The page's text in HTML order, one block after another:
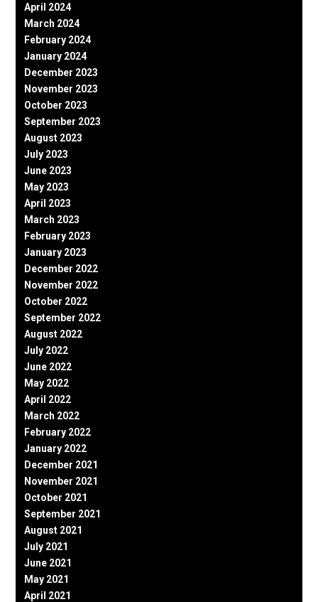
April 2024
March 2024
February 2024
January 2024
December 2023
November 2023
October 2023
September 2023
August 2023
July 2023
June 2023
May 2023
April 2023
March 2023
February 2023
January 2023
December 2022
November 2022
October 2022
September 2022
August 2022
July 2022
June 2022
May 2022
April 2022
March 2022
February 2022
January 2022
December 2021
November 2021
October 2021
September 2021
August 2021
July 2021
June 2021
May 2021
April 2021